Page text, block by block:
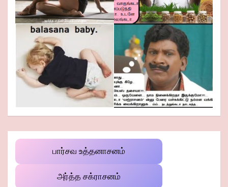
பார்சவ உத்தனாசனம்
அர்த்த சக்ராசனம்